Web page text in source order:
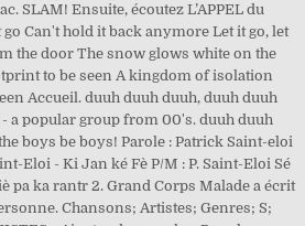
SLAM! Ensuite, écoutez L’APPEL du
Can't hold it back anymore Let it go, let
the door The snow glows white on the
to be seen A kingdom of isolation
Accueil. duuh duuh duuh, duuh duuh
a popular group from 00's. duuh duuh
boys be boys! Parole : Patrick Saint-eloi
Eloi - Ki Jan ké Fè P/M : P. Saint-Eloi Sé
pa ka rantr 2. Grand Corps Malade a écrit
Chansons; Artistes; Genres; S;